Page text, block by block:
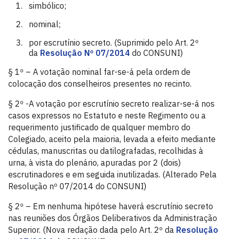
simbólico;
nominal;
por escrutínio secreto. (Suprimido pelo Art. 2º
da Resolução Nº 07/2014 do CONSUNI)
§ 1º – A votação nominal far-se-á pela ordem de
colocação dos conselheiros presentes no recinto.
§ 2º -A votação por escrutínio secreto realizar-se-á nos
casos expressos no Estatuto e neste Regimento ou a
requerimento justificado de qualquer membro do
Colegiado, aceito pela maioria, levada a efeito mediante
cédulas, manuscritas ou datilografadas, recolhidas à
urna, à vista do plenário, apuradas por 2 (dois)
escrutinadores e em seguida inutilizadas. (Alterado Pela
Resolução nº 07/2014 do CONSUNI)
§ 2º – Em nenhuma hipótese haverá escrutínio secreto
nas reuniões dos Órgãos Deliberativos da Administração
Superior. (Nova redação dada pelo Art. 2º da Resolução